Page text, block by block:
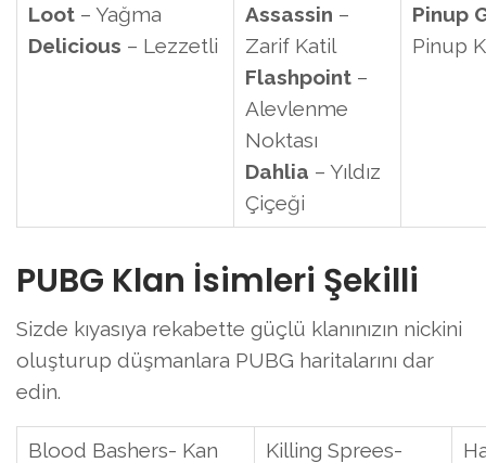
Loot – Yağma
Delicious – Lezzetli
Assassin –
Zarif Katil
Flashpoint –
Alevlenme
Noktası
Dahlia – Yıldız
Çiçeği
Pinup
Pinup
PUBG Klan İsimleri Şekilli
Sizde kıyasıya rekabette güçlü klanınızın nickini
oluşturup düşmanlara PUBG haritalarını dar
edin.
Blood Bashers- Kan
Killing Sprees-